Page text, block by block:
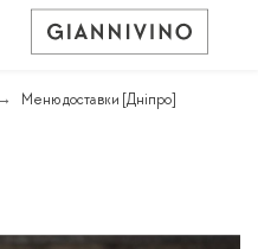
Меню доставки [Дніпро]